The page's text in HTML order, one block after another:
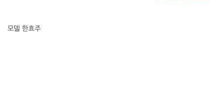
모델 한효주